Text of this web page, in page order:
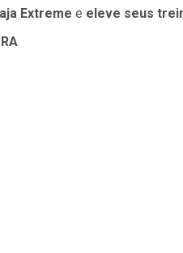
Extreme e eleve seus